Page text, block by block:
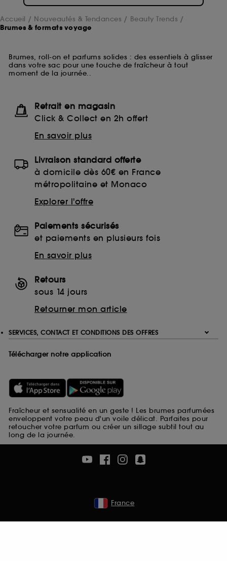
Accueil Nouveautés & Tendances Beauty Trends
Brumes & formats voyage
Brumes, roll-on et parfums solides : des essentiels à glisser
dans votre sac pour une touche de fraîcheur à tout
moment de la journée..
Retrait en magasin
Click & Collect en 2h offert
En savoir plus
Livraison standard offerte
à domicile dès 60€ en France
métropolitaine et Monaco
Explorer l'offre
Paiements sécurisés
et paiements en plusieurs fois
En savoir plus
Retours
sous 14 jours
Retourner mon article
SERVICES, CONTACT ET CONDITIONS DES OFFRES
Télécharger notre application
Fraîcheur et sensualité en un geste ! Les brumes parfumées
enveloppent votre peau d'un voile délicat. Parfaites pour
retoucher votre parfum ou créer un sillage subtil tout au
long de la journée.
France